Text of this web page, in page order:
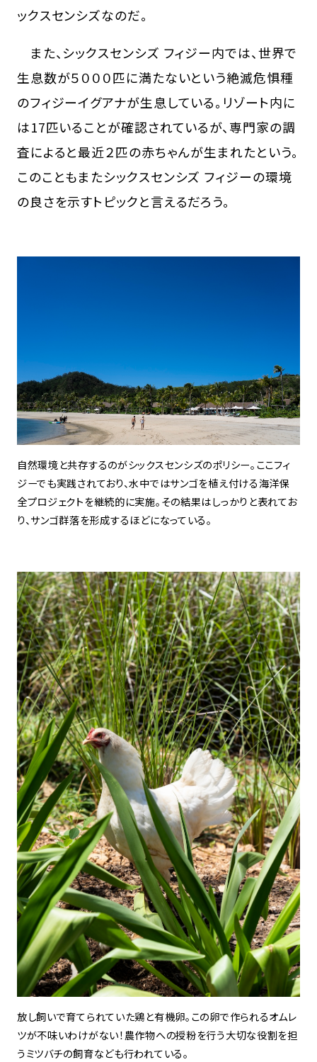
ックスセンシズなのだ。
また、シックスセンシズ フィジー内では、世界で
生息数が５０００匹に満たないという絶滅危惧種
のフィジーイグアナが生息している。リゾート内に
は17匹いることが確認されているが、専門家の調
査によると最近２匹の赤ちゃんが生まれたという。
このこともまたシックスセンシズ フィジーの環境
の良さを示すトピックと言えるだろう。
自然環境と共存するのがシックスセンシズのポリシー。ここフィ
ジーでも実践されており、水中ではサンゴを植え付ける海洋保
全プロジェクトを継続的に実施。その結果はしっかりと表れてお
り、サンゴ群落を形成するほどになっている。
放し飼いで育てられていた鶏と有機卵。この卵で作られるオムレ
ツが不味いわけがない！農作物への授粉を行う大切な役割を担
うミツバチの飼育なども行われている。